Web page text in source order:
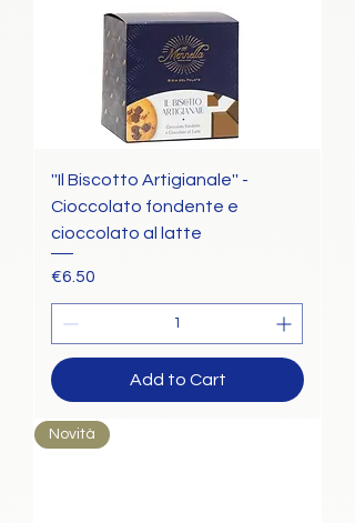
''Il Biscotto Artigianale'' -
Cioccolato fondente e
cioccolato al latte
Price
€6.50
Add to Cart
Novità